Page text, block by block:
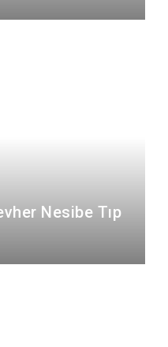
Nesibe Tıp